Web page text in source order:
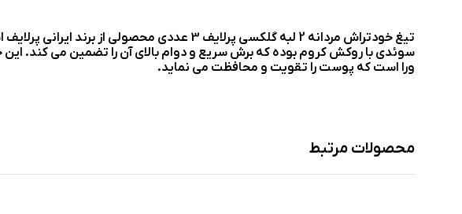
تیغ خودتراش مردانه 2 لبه گلکسی پرلایف 3 عددی
ورا است که پوست را تقویت و محافظت می نماید.
محصولات مرتبط